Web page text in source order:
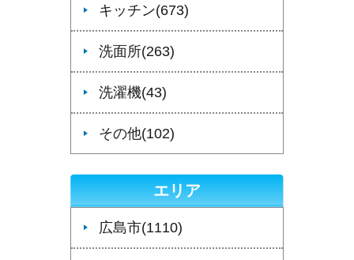
キッチン(673)
洗面所(263)
洗濯機(43)
その他(102)
エリア
広島市(1110)